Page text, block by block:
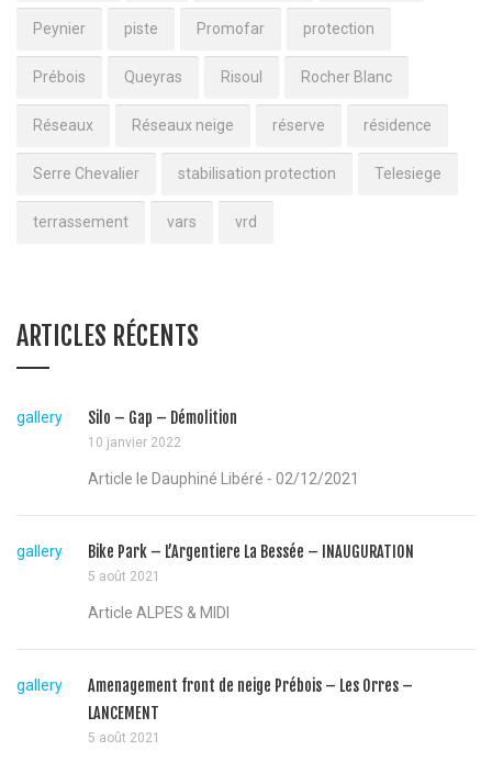
Peynier piste Promofar protection
Prébois Queyras Risoul Rocher Blanc
Réseaux Réseaux neige réserve résidence
Serre Chevalier stabilisation protection Telesiege
terrassement vars vrd
ARTICLES RÉCENTS
gallery Silo – Gap – Démolition
10 janvier 2022
Article le Dauphiné Libéré - 02/12/2021
gallery Bike Park – L’Argentiere La Bessée – INAUGURATION
5 août 2021
Article ALPES & MIDI
gallery
Amenagement front de neige Prébois – Les Orres –
LANCEMENT
5 août 2021